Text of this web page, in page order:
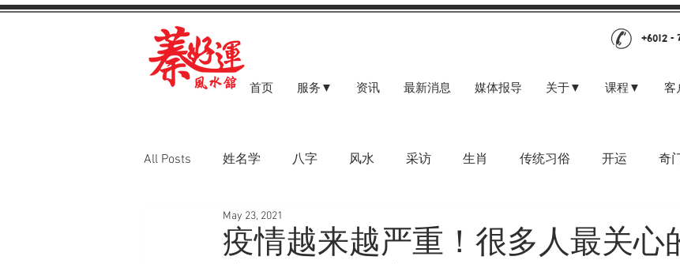
+6012 -
首页 服务▼ 资讯 最新消息 媒体报导 关于▼ 课程▼ 客
All Posts 姓名学 八字 风水 采访 生肖 传统习俗 开运 奇
八字案例
疫情越来越严重！很多人最关心
May 23, 2021